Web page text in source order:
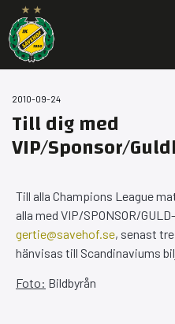
2010-09-24
Till dig med
VIP/Sponsor/
Till alla Champions League
alla med VIP/SPONSOR/
gertie@savehof.se, senast
hänvisas till Scandinaviums
Foto: Bildbyrån